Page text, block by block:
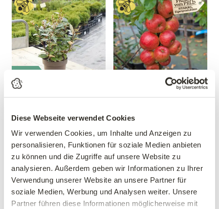
Diese Webseite verwendet Cookies
Wir verwenden Cookies, um Inhalte und Anzeigen zu
personalisieren, Funktionen für soziale Medien anbieten
zu können und die Zugriffe auf unsere Website zu
analysieren. Außerdem geben wir Informationen zu Ihrer
Verwendung unserer Website an unsere Partner für
soziale Medien, Werbung und Analysen weiter. Unsere
Partner führen diese Informationen möglicherweise mit
rabatt
Elaeagnus ebbingei
24,99 €
mehrere Varianten verfügbar!
Malus domestica 'Garden Sun
39,90 €
Busch
4 Liter Topf